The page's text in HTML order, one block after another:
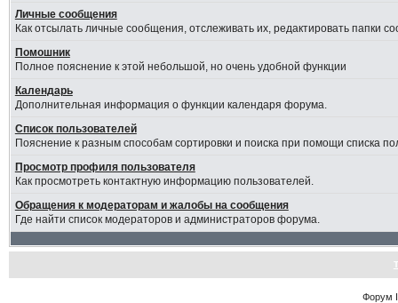
Личные сообщения
Как отсылать личные сообщения, отслеживать их, редактировать папки
Помошник
Полное пояснение к этой небольшой, но очень удобной функции
Календарь
Дополнительная информация о функции календаря форума.
Список пользователей
Пояснение к разным способам сортировки и поиска при помощи списка
Просмотр профиля пользователя
Как просмотреть контактную информацию пользователей.
Обращения к модераторам и жалобы на сообщения
Где найти список модераторов и администраторов форума.
Форум